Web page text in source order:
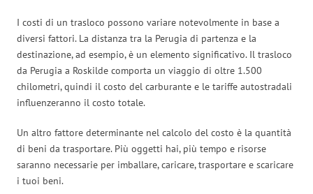
I costi di un trasloco possono variare notevolmente in base a
diversi fattori. La distanza tra la Perugia di partenza e la
destinazione, ad esempio, è un elemento significativo. Il trasloco
da Perugia a Roskilde comporta un viaggio di oltre 1.500
chilometri, quindi il costo del carburante e le tariffe autostradali
influenzeranno il costo totale.
Un altro fattore determinante nel calcolo del costo è la quantità
di beni da trasportare. Più oggetti hai, più tempo e risorse
saranno necessarie per imballare, caricare, trasportare e scaricare
i tuoi beni.